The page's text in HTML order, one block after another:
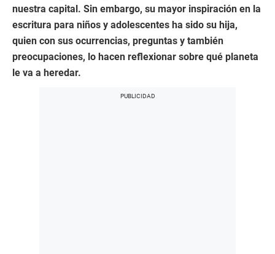
nuestra capital. Sin embargo, su mayor inspiración en la
escritura para niños y adolescentes ha sido su hija,
quien con sus ocurrencias, preguntas y también
preocupaciones, lo hacen reflexionar sobre qué planeta
le va a heredar.